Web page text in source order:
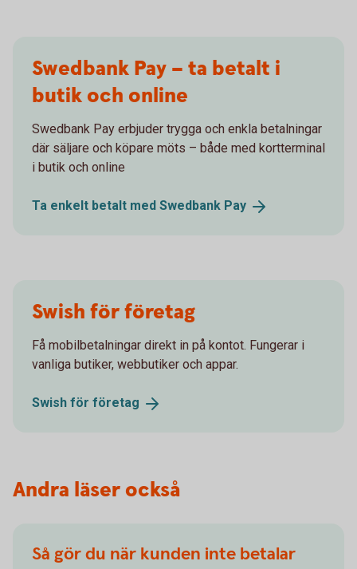
Swedbank Pay – ta betalt i
butik och online
Swedbank Pay erbjuder trygga och enkla betalningar
där säljare och köpare möts – både med kortterminal
i butik och online
Ta enkelt betalt med Swedbank Pay
Swish för företag
Få mobilbetalningar direkt in på kontot. Fungerar i
vanliga butiker, webbutiker och appar.
Swish för företag
Andra läser också
Så gör du när kunden inte betalar